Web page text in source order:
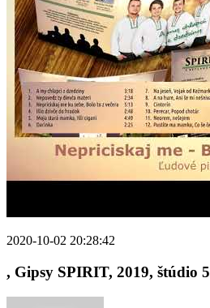
2020-10-02 20:28:42
, Gipsy SPIRIT, 2019, štúdio 5